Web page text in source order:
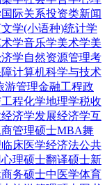
国际关系投资类新闻
学(小语种)统计学
学音乐学美术学美
学自然资源管理考
计算机科学与技术
游管理金融工程政
程化学地理学税收
济学发展经济学互
商管理硕士MBA舞
临床医学经济法公共
理硕士翻译硕士新
商务硕士中医学体育